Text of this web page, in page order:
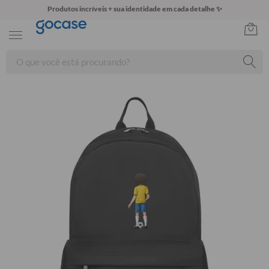
Produtos incríveis + sua identidade em cada detalhe ✨